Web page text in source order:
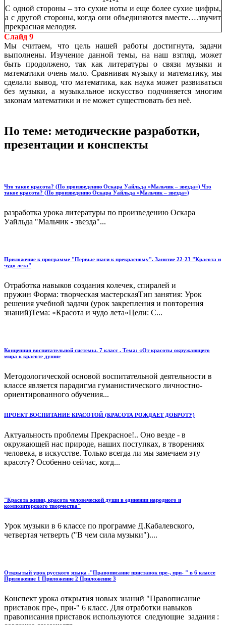
С одной стороны – это сухие ноты и еще более сухие цифры,
а с другой стороны, когда они объединяются вместе….звучит
прекрасная мелодия.
Слайд 9
Мы считаем, что цель нашей работы достигнута, задачи
выполнены. Изучение данной темы, на наш взгляд, может
быть продолжено, так как литературы о связи музыки и
математики очень мало. Сравнивая музыку и математику, мы
сделали вывод, что математика, как наука может развиваться
без музыки, а музыкальное искусство подчиняется многим
законам математики и не может существовать без неё.
По теме: методические разработки,
презентации и конспекты
Что такое красота? (По произведению Оскара Уайльда «Мальчик – звезда») Что
такое красота? (По произведению Оскара Уайльда «Мальчик – звезда»)
разработка урока литературы по произведению Оскара
Уайльда "Мальчик - звезда"...
Приложение к программе "Первые шаги к прекрасному". Занятие 22-23 "Красота и
чудо лета"
Отработка навыков создания колечек, спиралей и
пружин Форма: творческая мастерскаяТип занятия: Урок
решения учебной задачи (урок закрепления и повторения
знаний)Тема: «Красота и чудо лета»Цели: С...
Концепция воспитательной системы. 7 класс . Тема: «От красоты окружающего
мира к красоте души»
Методологической основой воспитательной деятельности в
классе является парадигма гуманистического личностно-
ориентированного обучения...
ПРОЕКТ ВОСПИТАНИЕ КРАСОТОЙ (КРАСОТА РОЖДАЕТ ДОБРОТУ)
Актуальность проблемы Прекрасное!.. Оно везде - в
окружающей нас природе, наших поступках, в творениях
человека, в искусстве. Только всегда ли мы замечаем эту
красоту? Особенно сейчас, когд...
"Красота жизни, красота человеческой души в единении народного и
композиторского творчества"
Урок музыки в 6 классе по программе Д.Кабалевского,
четвертая четверть ("В чем сила музыки")....
Открытый урок русского языка ."Правописание приставок пре-, при- " в 6 классе
Приложение 1 Приложение 2 Приложение 3
Конспект урока открытия новых знаний "Правописание
приставок пре-, при-" 6 класс. Для отработки навыков
правописания приставок используются следующие задания :